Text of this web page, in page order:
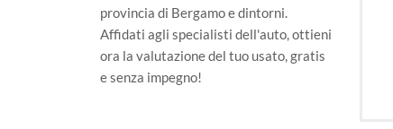
provincia di Bergamo e dintorni.
Affidati agli specialisti dell'auto, ottieni
ora la valutazione del tuo usato, gratis
e senza impegno!